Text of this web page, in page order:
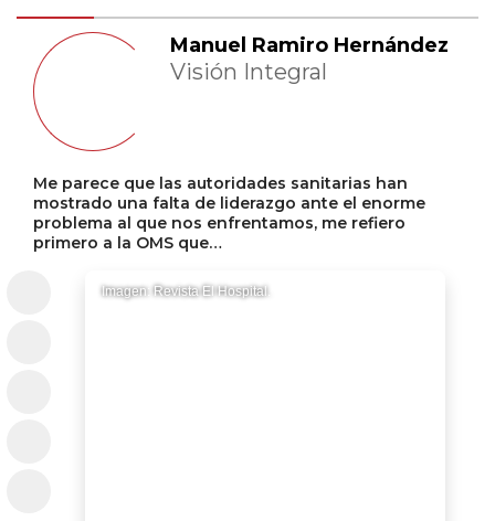
Manuel Ramiro Hernández
Visión Integral
Me parece que las autoridades sanitarias han
mostrado una falta de liderazgo ante el enorme
problema al que nos enfrentamos, me refiero
primero a la OMS que…
Imagen: Revista El Hospital.